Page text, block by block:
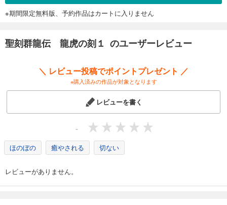
※期間限定無料版、予約作品はカートに入りません
聖刻群龍伝 龍虎の刻１ のユーザーレビュー
＼ レビュー投稿でポイントプレゼント ／
※購入済みの作品が対象となります
レビューを書く
-
ほのぼの 癒やされる 切ない
レビューがありません。